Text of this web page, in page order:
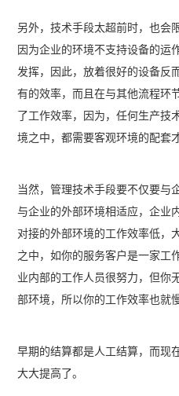
另外，技术手段太超前时，也会
因为企业的环境不支持设备的运
发挥，因此，放着很好的设备反
有的效率，而且在与其他流程环
了工作效率，因为，任何生产技
境之中，都需要客观环境的配套
当然，管理技术手段要不仅要与
与企业的外部环境相适应，企业
对接的外部环境的工作效率低，
之中，如你的服务客户是一家工
业内部的工作人员很努力，但你
部环境，所以你的工作效率也就
早期的结算都是人工结算，而现
大大提高了。